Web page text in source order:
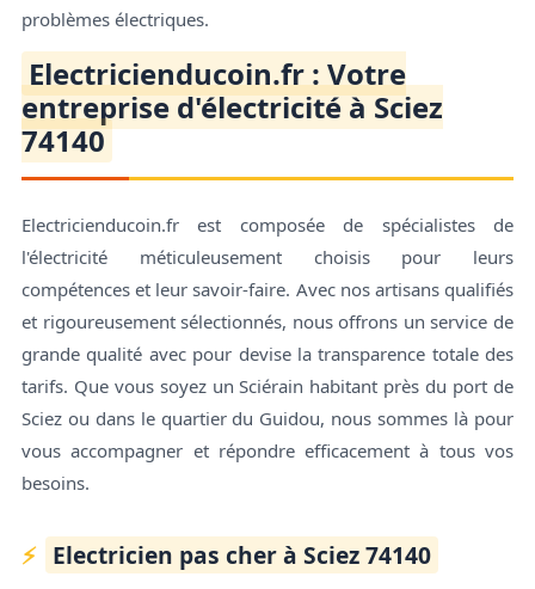
problèmes électriques.
Electricienducoin.fr : Votre
entreprise d'électricité à Sciez
74140
Electricienducoin.fr est composée de spécialistes de
l'électricité méticuleusement choisis pour leurs
compétences et leur savoir-faire. Avec nos artisans qualifiés
et rigoureusement sélectionnés, nous offrons un service de
grande qualité avec pour devise la transparence totale des
tarifs. Que vous soyez un Sciérain habitant près du port de
Sciez ou dans le quartier du Guidou, nous sommes là pour
vous accompagner et répondre efficacement à tous vos
besoins.
Electricien pas cher à Sciez 74140